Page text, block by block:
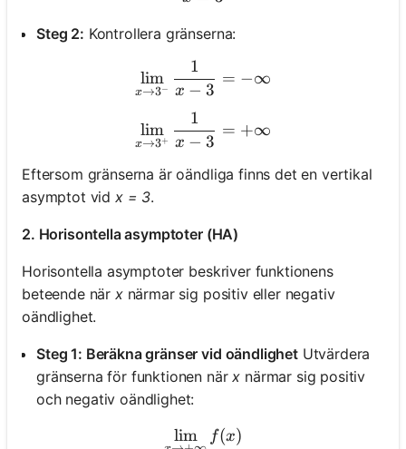
Steg 2: Kontrollera gränserna:
x→3−
lim
x − 3
1
= −∞
\lim_{x \to 3^+}
x→3+
lim
x − 3
1
= +∞
Eftersom gränserna är oändliga finns det en vertikal
asymptot vid x = 3.
2. Horisontella asymptoter (HA)
Horisontella asymptoter beskriver funktionens
beteende när xnärmar sig positiv eller negativ
oändlighet.
Steg 1: Beräkna gränser vid oändlighetUtvärdera
gränserna för funktionen närx närmar sig positiv
och negativ oändlighet:
\lim_{x \to +\infty} f(x)
lim f(x)